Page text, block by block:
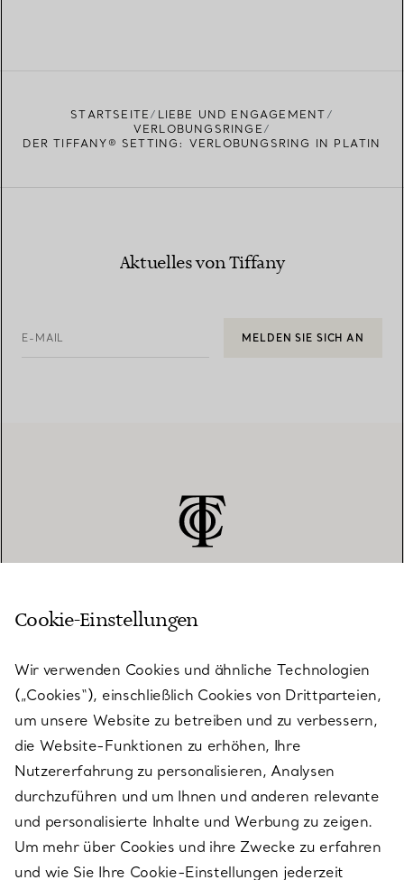
STARTSEITE
LIEBE UND ENGAGEMENT
VERLOBUNGSRINGE
DER TIFFANY® SETTING: VERLOBUNGSRING IN PLATIN
Aktuelles von Tiffany
E-MAIL MELDEN SIE SICH AN
KUNDENSERVICE
SERVICES
ÜBER TIFFANY & CO.
RECHTLICHE HINWEISE
Cookie-Einstellungen
Wir verwenden Cookies und ähnliche Technologien
(„Cookies“), einschließlich Cookies von Drittparteien,
um unsere Website zu betreiben und zu verbessern,
die Website-Funktionen zu erhöhen, Ihre
Nutzererfahrung zu personalisieren, Analysen
durchzuführen und um Ihnen und anderen relevante
und personalisierte Inhalte und Werbung zu zeigen.
Um mehr über Cookies und ihre Zwecke zu erfahren
und wie Sie Ihre Cookie-Einstellungen jederzeit